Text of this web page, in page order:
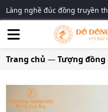
Làng nghề đúc đồng truyền
Trang chủ —Tượng đồng